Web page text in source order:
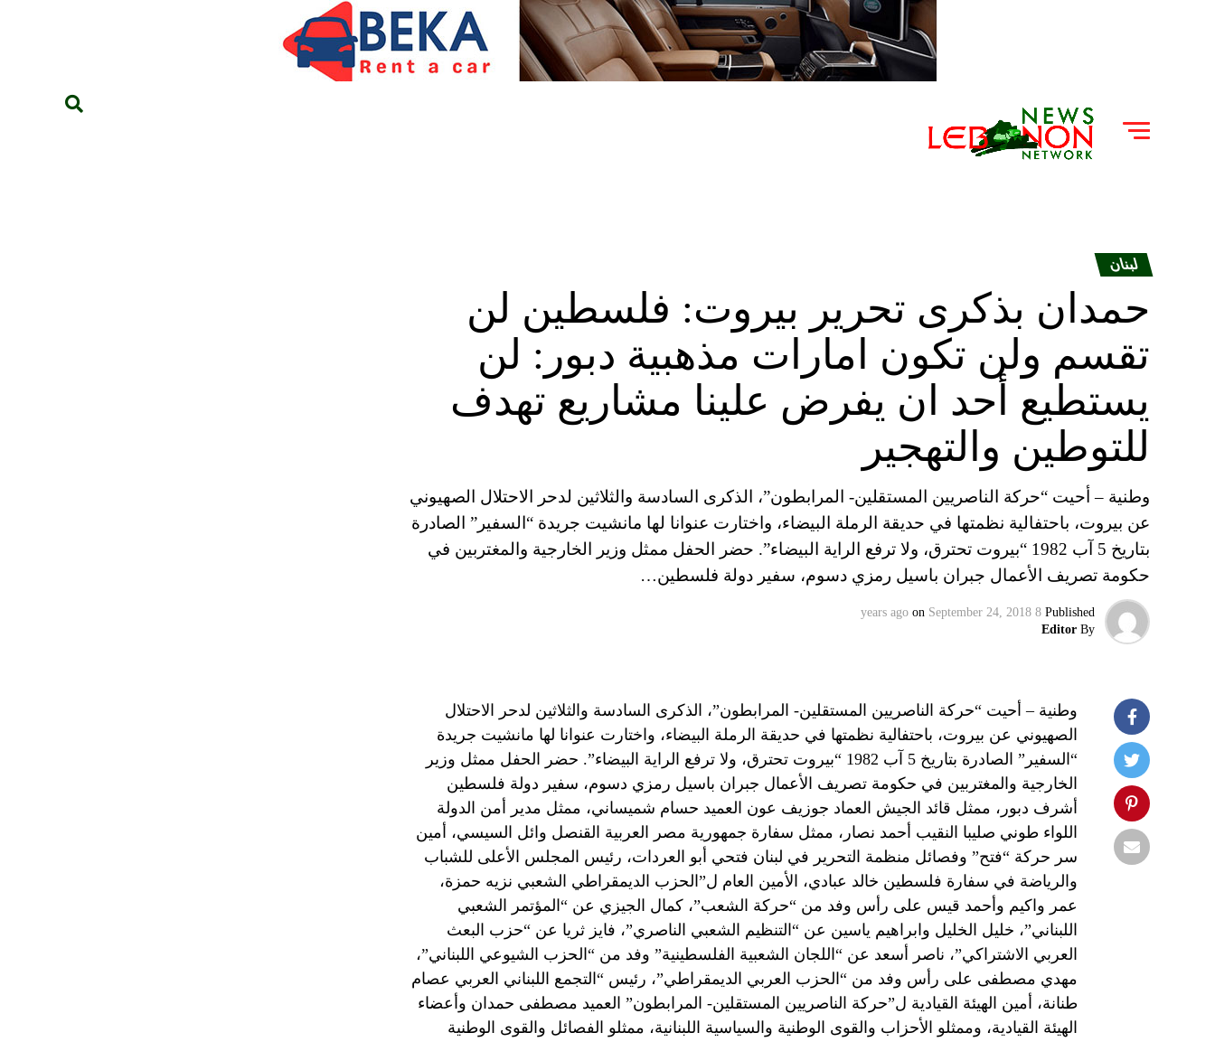
لبنان
حمدان بذكرى تحرير بيروت: فلسطين لن
تقسم ولن تكون امارات مذهبية دبور: لن
يستطيع أحد ان يفرض علينا مشاريع تهدف
للتوطين والتهجير
وطنية – أحيت “حركة الناصريين المستقلين- المرابطون”، الذكرى السادسة والثلاثين لدحر الاحتلال الصهيوني
عن بيروت، باحتفالية نظمتها في حديقة الرملة البيضاء، واختارت عنوانا لها مانشيت جريدة “السفير” الصادرة
بتاريخ 5 آب 1982 “بيروت تحترق، ولا ترفع الراية البيضاء”. حضر الحفل ممثل وزير الخارجية والمغتربين في
حكومة تصريف الأعمال جبران باسيل رمزي دسوم، سفير دولة فلسطين…
Published
8 years ago
on September 24, 2018
By
Editor
وطنية – أحيت “حركة الناصريين المستقلين- المرابطون”، الذكرى السادسة والثلاثين لدحر الاحتلال
الصهيوني عن بيروت، باحتفالية نظمتها في حديقة الرملة البيضاء، واختارت عنوانا لها مانشيت جريدة
“السفير” الصادرة بتاريخ 5 آب 1982 “بيروت تحترق، ولا ترفع الراية البيضاء”. حضر الحفل ممثل وزير
الخارجية والمغتربين في حكومة تصريف الأعمال جبران باسيل رمزي دسوم، سفير دولة فلسطين
أشرف دبور، ممثل قائد الجيش العماد جوزيف عون العميد حسام شميساني، ممثل مدير أمن الدولة
اللواء طوني صليبا النقيب أحمد نصار، ممثل سفارة جمهورية مصر العربية القنصل وائل السيسي، أمين
سر حركة “فتح” وفصائل منظمة التحرير في لبنان فتحي أبو العردات، رئيس المجلس الأعلى للشباب
والرياضة في سفارة فلسطين خالد عبادي، الأمين العام ل”الحزب الديمقراطي الشعبي نزيه حمزة،
عمر واكيم وأحمد قيس على رأس وفد من “حركة الشعب”، كمال الجيزي عن “المؤتمر الشعبي
اللبناني”، خليل الخليل وابراهيم ياسين عن “التنظيم الشعبي الناصري”، فايز ثريا عن “حزب البعث
العربي الاشتراكي”، ناصر أسعد عن “اللجان الشعبية الفلسطينية” وفد من “الحزب الشيوعي اللبناني”،
مهدي مصطفى على رأس وفد من “الحزب العربي الديمقراطي”، رئيس “التجمع اللبناني العربي عصام
طنانة، أمين الهيئة القيادية ل”حركة الناصريين المستقلين- المرابطون” العميد مصطفى حمدان وأعضاء
الهيئة القيادية، وممثلو الأحزاب والقوى الوطنية والسياسية اللبنانية، ممثلو الفصائل والقوى الوطنية